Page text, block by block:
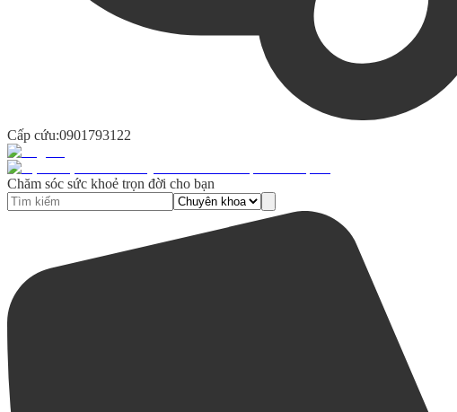
Cấp cứu:0901793122
Chăm sóc sức khoẻ trọn đời cho bạn